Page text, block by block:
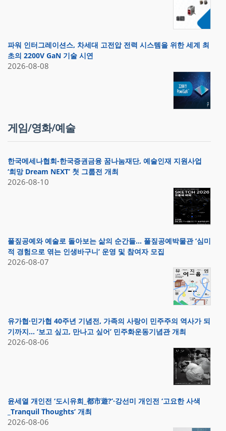
파워 인터그레이션스, 차세대 고전압 전력 시스템을 위한 세계 최
초의 2200V GaN 기술 시연
2026-08-08
게임/영화/예술
한국메세나협회-한국증권금융 꿈나눔재단, 예술인재 지원사업
‘희망 Dream NEXT’ 첫 그룹전 개최
2026-08-10
풀짚공예와 예술로 돌아보는 삶의 순간들… 풀짚공예박물관 ‘심미
적 경험으로 엮는 인생바구니’ 운영 및 참여자 모집
2026-08-07
유가협·민가협 40주년 기념전, 가족의 사랑이 민주주의 역사가 되
기까지… ‘보고 싶고, 만나고 싶어’ 민주화운동기념관 개최
2026-08-06
윤세열 개인전 ‘도시유희_都市遊?’·강선미 개인전 ‘고요한 사색
_Tranquil Thoughts’ 개최
2026-08-06